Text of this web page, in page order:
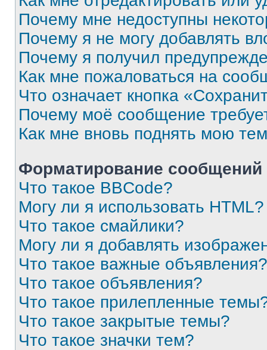
Почему мне недоступны
Почему я не могу добавлять
Почему я получил
Как мне пожаловаться на
Что означает кнопка
Почему моё сообщение
Как мне вновь поднять мою
Форматирование
Что такое BBCode?
Могу ли я использовать HTML?
Что такое смайлики?
Могу ли я добавлять
Что такое важные объявления?
Что такое объявления?
Что такое прилепленные
Что такое закрытые темы?
Что такое значки тем?